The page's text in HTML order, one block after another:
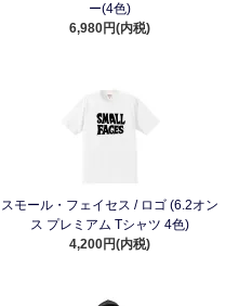
ー(4色)
6,980円(内税)
スモール・フェイセス / ロゴ (6.2オン
ス プレミアム Tシャツ 4色)
4,200円(内税)